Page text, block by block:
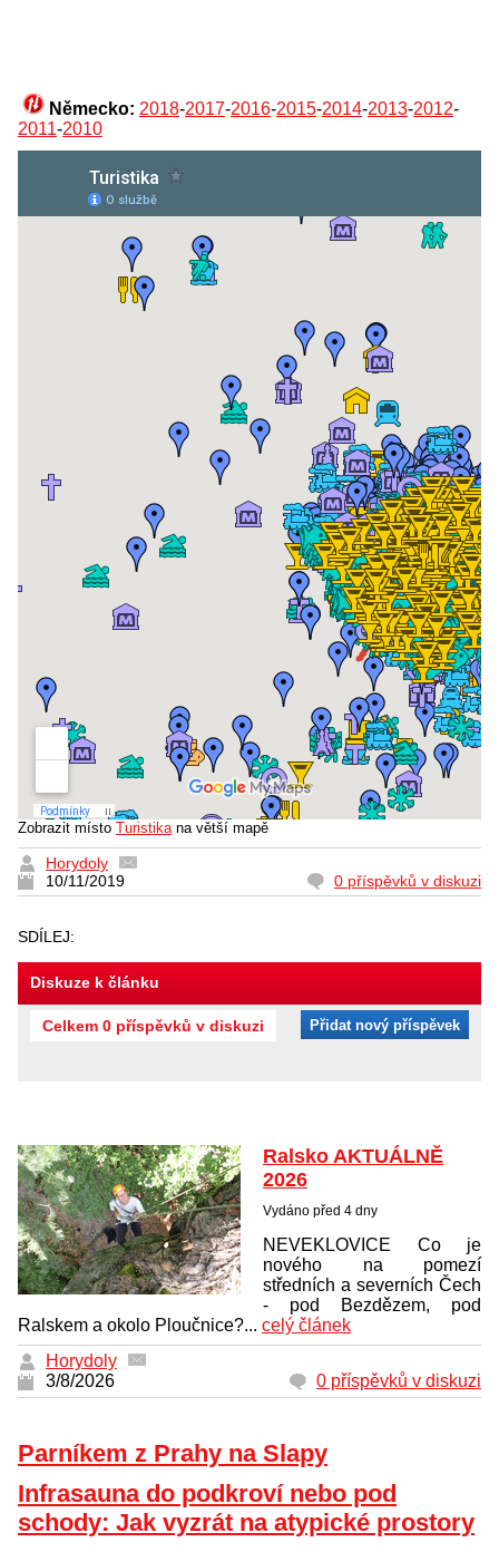
Německo: 2018-2017-2016-2015-2014-2013-2012-
2011-2010
Zobrazit místo Turistika na větší mapě
Horydoly
10/11/2019
0 příspěvků v diskuzi
SDÍLEJ:
Diskuze k článku
Celkem 0 příspěvků v diskuzi Přidat nový příspěvek
Ralsko AKTUÁLNĚ
2026
Vydáno před 4 dny
NEVEKLOVICE Co je
nového na pomezí
středních a severních Čech
- pod Bezdězem, pod
Ralskem a okolo Ploučnice?... celý článek
Horydoly
3/8/2026
0 příspěvků v diskuzi
Parníkem z Prahy na Slapy
Infrasauna do podkroví nebo pod
schody: Jak vyzrát na atypické prostory